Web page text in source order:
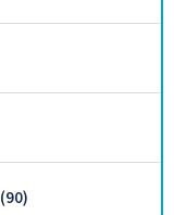
(90)